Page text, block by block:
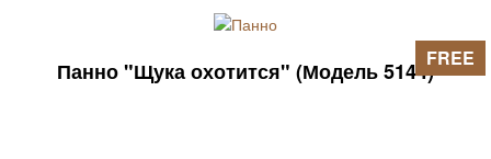
Панно "Щука охотится" (Модель 5144)FREE